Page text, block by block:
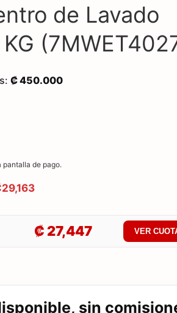
de Lavado
₡ 450.000
de pago.
₡ 27,447 VER
sin